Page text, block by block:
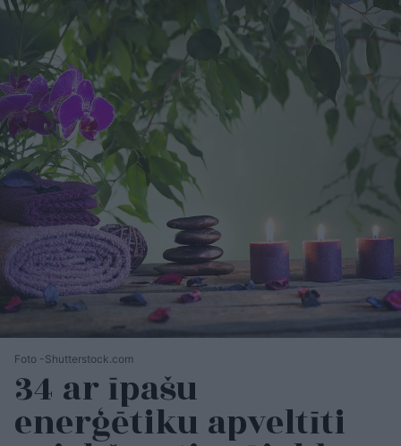
Foto -Shutterstock.com
34 ar īpašu
enerģētiku apveltīti